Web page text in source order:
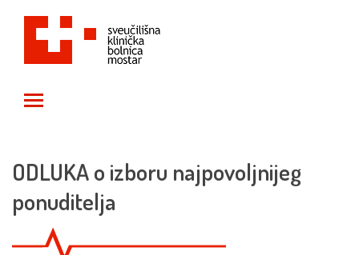
ODLUKA o izboru najpovoljnijeg
ponuditelja